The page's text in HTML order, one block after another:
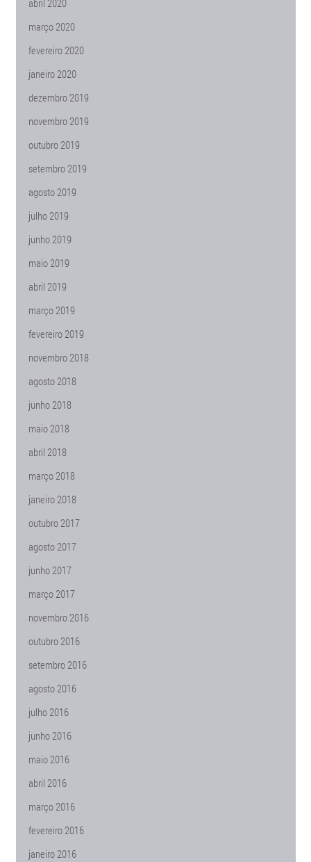
abril 2020
março 2020
fevereiro 2020
janeiro 2020
dezembro 2019
novembro 2019
outubro 2019
setembro 2019
agosto 2019
julho 2019
junho 2019
maio 2019
abril 2019
março 2019
fevereiro 2019
novembro 2018
agosto 2018
junho 2018
maio 2018
abril 2018
março 2018
janeiro 2018
outubro 2017
agosto 2017
junho 2017
março 2017
novembro 2016
outubro 2016
setembro 2016
agosto 2016
julho 2016
junho 2016
maio 2016
abril 2016
março 2016
fevereiro 2016
janeiro 2016